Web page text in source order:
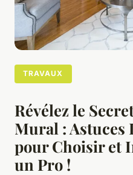
TRAVAUX
Révélez le
Mural : Astuces
pour Choisir et
un Pro !